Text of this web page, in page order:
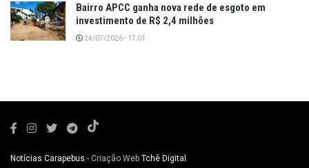
Bairro APCC ganha nova rede de esgoto em
investimento de R$ 2,4 milhões
24/07/2026 - 17:01
Notícias Carapebus - Criação Web Tchê Digital